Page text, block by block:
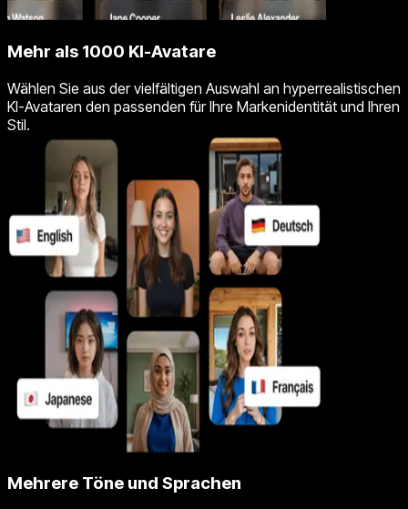
Mehr als 1000 KI-Avatare
Wählen Sie aus der vielfältigen Auswahl an hyperrealistischen
KI-Avataren den passenden für Ihre Markenidentität und Ihren
Stil.
Mehrere Töne und Sprachen